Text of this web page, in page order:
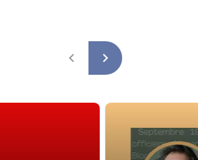
navigate_before navigate_next